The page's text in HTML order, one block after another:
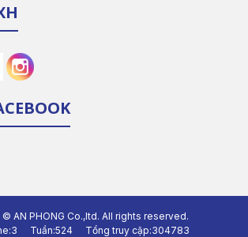
© AN PHONG Co.,ltd. All rights reserved.
3 Tuần:524 Tổng truy cập:304783